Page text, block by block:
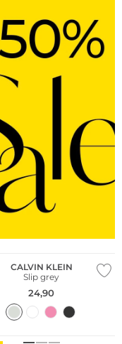
CALVIN KLEIN
Slip grey
24,90